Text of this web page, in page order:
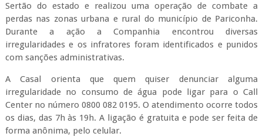
Sertão do estado e realizou uma operação de combate a
perdas nas zonas urbana e rural do município de Pariconha.
Durante a ação a Companhia encontrou diversas
irregularidades e os infratores foram identificados e punidos
com sanções administrativas.
A Casal orienta que quem quiser denunciar alguma
irregularidade no consumo de água pode ligar para o Call
Center no número 0800 082 0195. O atendimento ocorre todos
os dias, das 7h às 19h. A ligação é gratuita e pode ser feita de
forma anônima, pelo celular.